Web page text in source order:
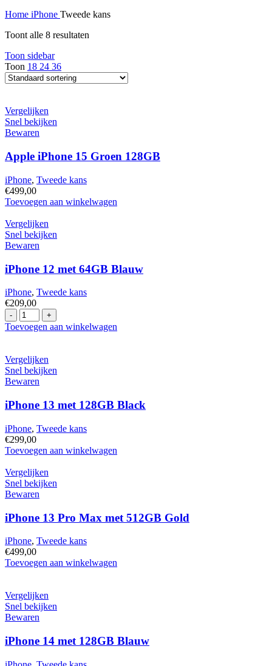
Home iPhone Tweede kans
Toont alle 8 resultaten
Toon sidebar
Toon 18 24 36
Vergelijken
Snel bekijken
Bewaren
Apple iPhone 15 Groen 128GB
iPhone, Tweede kans
€499,00
Apple
15
Groen
128GB
Toevoegen aan winkelwagen
Vergelijken
Snel bekijken
Bewaren
iPhone 12 met 64GB Blauw
iPhone, Tweede kans
€209,00
iPhone
12
Blauw
hoeveelheid
Toevoegen aan winkelwagen
Vergelijken
Snel bekijken
Bewaren
iPhone 13 met 128GB Black
iPhone, Tweede kans
€299,00
iPhone
met
128GB
Black
Toevoegen aan winkelwagen
Vergelijken
Snel bekijken
Bewaren
iPhone 13 Pro Max met 512GB Gold
iPhone, Tweede kans
€499,00
iPhone
Max
met
512GB
hoeveelheid
Toevoegen aan winkelwagen
Vergelijken
Snel bekijken
Bewaren
iPhone 14 met 128GB Blauw